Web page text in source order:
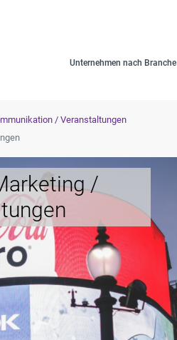
Unternehmen nach Branche
/ Veranstaltungen
/